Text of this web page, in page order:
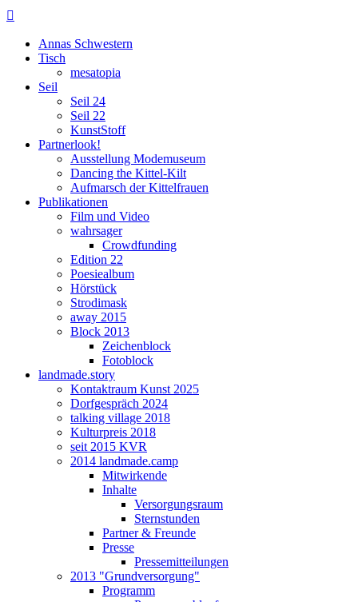

Annas Schwestern
Tisch
mesatopia
Seil
Seil 24
Seil 22
KunstStoff
Partnerlook!
Ausstellung Modemuseum
Dancing the Kittel-Kilt
Aufmarsch der Kittelfrauen
Publikationen
Film und Video
wahrsager
Crowdfunding
Edition 22
Poesiealbum
Hörstück
Strodimask
away 2015
Block 2013
Zeichenblock
Fotoblock
landmade.story
Kontaktraum Kunst 2025
Dorfgespräch 2024
talking village 2018
Kulturpreis 2018
seit 2015 KVR
2014 landmade.camp
Mitwirkende
Inhalte
Versorgungsraum
Sternstunden
Partner & Freunde
Presse
Pressemitteilungen
2013 "Grundversorgung"
Programm